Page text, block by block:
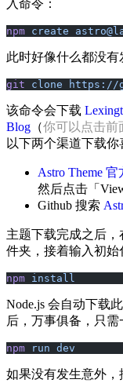
入命令：
npm create
此时好像什么都没有
git clone https://
该命令会下载
Blog （你可以点击前
以下两个渠道下载你
Astro Theme
然后点击「
Github 搜索
主题下载完成之后
件夹，接着输入初始
npm install
Node.js 会自动下载
后，万事俱备，只需
npm run dev
如果没有发生意外